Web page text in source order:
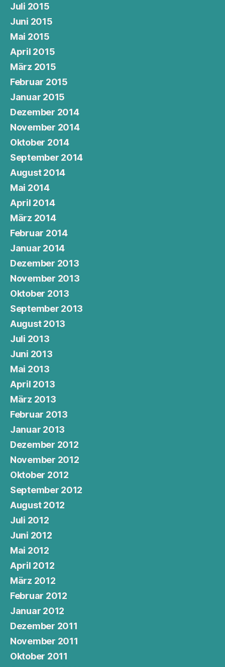
Juli 2015
Juni 2015
Mai 2015
April 2015
März 2015
Februar 2015
Januar 2015
Dezember 2014
November 2014
Oktober 2014
September 2014
August 2014
Mai 2014
April 2014
März 2014
Februar 2014
Januar 2014
Dezember 2013
November 2013
Oktober 2013
September 2013
August 2013
Juli 2013
Juni 2013
Mai 2013
April 2013
März 2013
Februar 2013
Januar 2013
Dezember 2012
November 2012
Oktober 2012
September 2012
August 2012
Juli 2012
Juni 2012
Mai 2012
April 2012
März 2012
Februar 2012
Januar 2012
Dezember 2011
November 2011
Oktober 2011